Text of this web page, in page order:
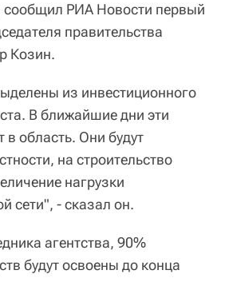
РИА Новости первый
правительства
Козин.
из инвестиционного
В ближайшие дни эти
в область. Они будут
на строительство
нагрузки
сети", - сказал он.
агентства, 90%
будут освоены до конца